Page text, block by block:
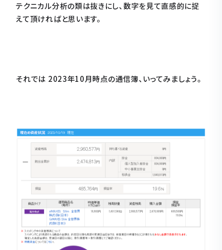
テクニカル分析の類は抜きにし、数字を見て直感的に捉
えて頂ければと思います。
それでは 2023年10月時点の通信簿、いってみましょう。